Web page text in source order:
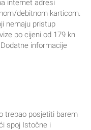
internet adresi
debitnom karticom.
nemaju pristup
po cijeni od 179 kn
informacije
trebao posjetiti barem
spoj Istočne i